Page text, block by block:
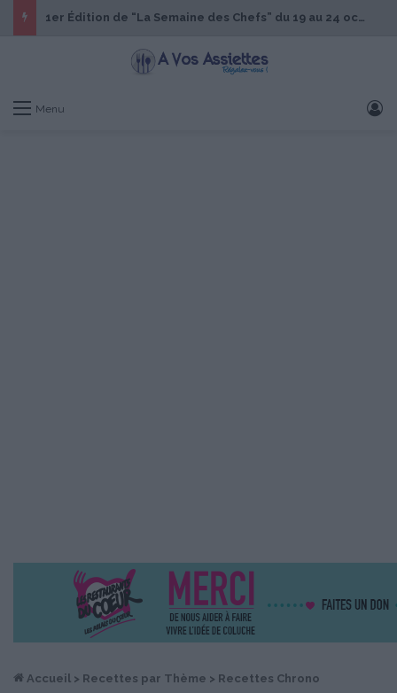
1er Édition de “La Semaine des Chefs” du 19 au 24 octobre 2026
Menu
Accueil > Recettes par Thème > Recettes Chrono